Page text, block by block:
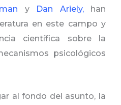
y Dan Ariely,han
en este campo y
científica sobre la
psicológicos
al fondo del asunto, la